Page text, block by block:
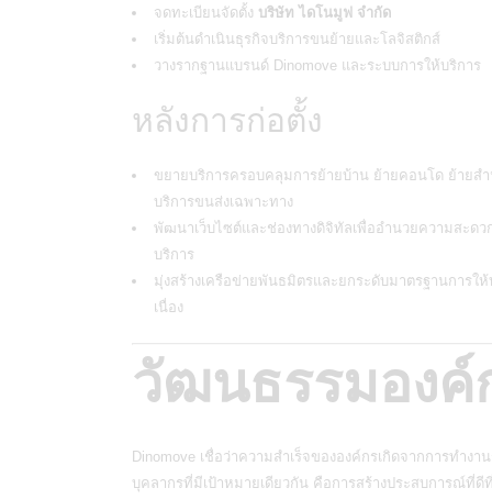
จดทะเบียนจัดตั้ง บริษัท ไดโนมูฟ จำกัด
เริ่มต้นดำเนินธุรกิจบริการขนย้ายและโลจิสติกส์
วางรากฐานแบรนด์ Dinomove และระบบการให้บริการ
หลังการก่อตั้ง
ขยายบริการครอบคลุมการย้ายบ้าน ย้ายคอนโด ย้ายส
บริการขนส่งเฉพาะทาง
พัฒนาเว็บไซต์และช่องทางดิจิทัลเพื่ออำนวยความสะดว
บริการ
มุ่งสร้างเครือข่ายพันธมิตรและยกระดับมาตรฐานการให้
เนื่อง
วัฒนธรรมองค์
Dinomove เชื่อว่าความสำเร็จขององค์กรเกิดจากการทำงา
บุคลากรที่มีเป้าหมายเดียวกัน คือการสร้างประสบการณ์ที่ดี